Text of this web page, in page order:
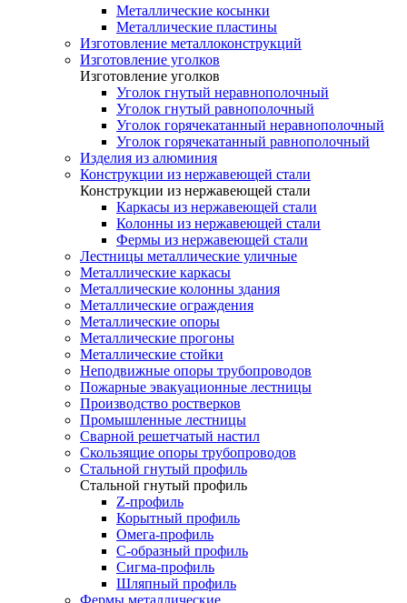
Металлические косынки
Металлические пластины
Изготовление металлоконструкций
Изготовление уголков
Изготовление уголков
Уголок гнутый неравнополочный
Уголок гнутый равнополочный
Уголок горячекатанный неравнополочный
Уголок горячекатанный равнополочный
Изделия из алюминия
Конструкции из нержавеющей стали
Конструкции из нержавеющей стали
Каркасы из нержавеющей стали
Колонны из нержавеющей стали
Фермы из нержавеющей стали
Лестницы металлические уличные
Металлические каркасы
Металлические колонны здания
Металлические ограждения
Металлические опоры
Металлические прогоны
Металлические стойки
Неподвижные опоры трубопроводов
Пожарные эвакуационные лестницы
Производство ростверков
Промышленные лестницы
Сварной решетчатый настил
Скользящие опоры трубопроводов
Стальной гнутый профиль
Стальной гнутый профиль
Z-профиль
Корытный профиль
Омега-профиль
С-образный профиль
Сигма-профиль
Шляпный профиль
Фермы металлические